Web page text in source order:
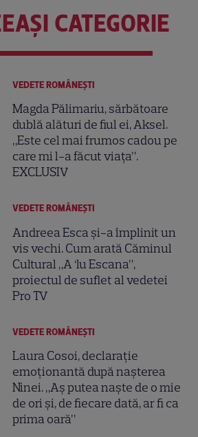
CATEGORIE
VEDETE ROMÂNEŞTI
Magda Pălimariu, sărbătoare
dublă alături de fiul ei, Aksel.
„Este cel mai frumos cadou pe
care mi l-a făcut viața”.
EXCLUSIV
VEDETE ROMÂNEŞTI
Andreea Esca și-a împlinit un
vis vechi. Cum arată Căminul
Cultural „A ‘lu Escana”,
proiectul de suflet al vedetei
Pro TV
VEDETE ROMÂNEŞTI
Laura Cosoi, declarație
emoționantă după nașterea
Ninei. „Aș putea naște de o mie
de ori și, de fiecare dată, ar fi ca
prima oară”